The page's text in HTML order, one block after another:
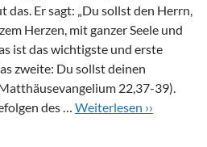
Er sagt: „Du sollst den Herrn,
Herzen, mit ganzer Seele und
ist das wichtigste und erste
zweite: Du sollst deinen
22,37-39).
des … Weiterlesen ››